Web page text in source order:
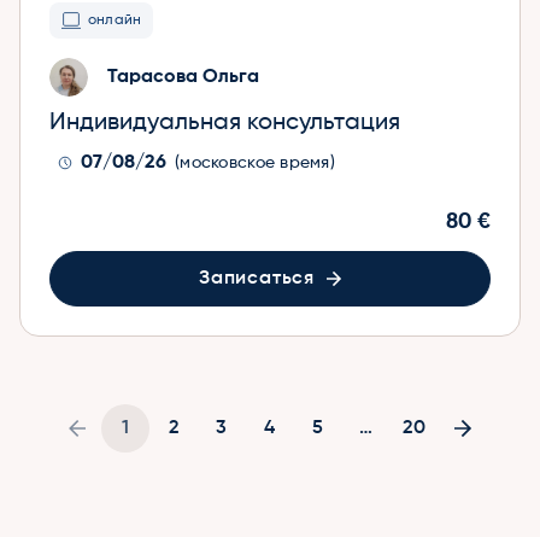
онлайн
Тарасова Ольга
Индивидуальная консультация
07/08/26 (московское время)
80 €
Записаться
1 2 3 4 5 … 20